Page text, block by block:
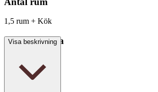
1,5 rum + Kök
Boarea/Biarea
Visa beskrivning